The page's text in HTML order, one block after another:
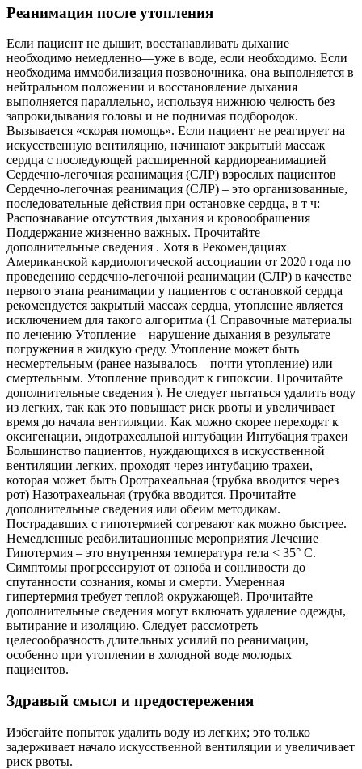
Реанимация после утопления
Если пациент не дышит, восстанавливать дыхание
необходимо немедленно—уже в воде, если необходимо. Если
необходима иммобилизация позвоночника, она выполняется в
нейтральном положении и восстановление дыхания
выполняется параллельно, используя нижнюю челюсть без
запрокидывания головы и не поднимая подбородок.
Вызывается «скорая помощь». Если пациент не реагирует на
искусственную вентиляцию, начинают закрытый массаж
сердца с последующей расширенной кардиореанимацией
Сердечно-легочная реанимация (СЛР) взрослых пациентов
Сердечно-легочная реанимация (СЛР) – это организованные,
последовательные действия при остановке сердца, в т ч:
Распознавание отсутствия дыхания и кровообращения
Поддержание жизненно важных. Прочитайте
дополнительные сведения . Хотя в Рекомендациях
Американской кардиологической ассоциации от 2020 года по
проведению сердечно-легочной реанимации (СЛР) в качестве
первого этапа реанимации у пациентов с остановкой сердца
рекомендуется закрытый массаж сердца, утопление является
исключением для такого алгоритма (1 Справочные материалы
по лечению Утопление – нарушение дыхания в результате
погружения в жидкую среду. Утопление может быть
несмертельным (ранее называлось – почти утопление) или
смертельным. Утопление приводит к гипоксии. Прочитайте
дополнительные сведения ). Не следует пытаться удалить воду
из легких, так как это повышает риск рвоты и увеличивает
время до начала вентиляции. Как можно скорее переходят к
оксигенации, эндотрахеальной интубации Интубация трахеи
Большинство пациентов, нуждающихся в искусственной
вентиляции легких, проходят через интубацию трахеи,
которая может быть Оротрахеальная (трубка вводится через
рот) Назотрахеальная (трубка вводится. Прочитайте
дополнительные сведения или обеим методикам.
Пострадавших с гипотермией согревают как можно быстрее.
Немедленные реабилитационные мероприятия Лечение
Гипотермия – это внутренняя температура тела < 35° C.
Симптомы прогрессируют от озноба и сонливости до
спутанности сознания, комы и смерти. Умеренная
гипертермия требует теплой окружающей. Прочитайте
дополнительные сведения могут включать удаление одежды,
вытирание и изоляцию. Следует рассмотреть
целесообразность длительных усилий по реанимации,
особенно при утоплении в холодной воде молодых
пациентов.
Здравый смысл и предостережения
Избегайте попыток удалить воду из легких; это только
задерживает начало искусственной вентиляции и увеличивает
риск рвоты.